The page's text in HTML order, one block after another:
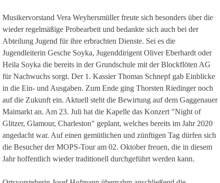
Musikervorstand Vera Weyhersmüller freute sich besonders über die
wieder regelmäßige Probearbeit und bedankte sich auch bei der
Abteilung Jugend für ihre erbrachten Dienste. Sei es die
Jugendleiterin Gesche Soyka, Jugenddirigent Oliver Eberhardt oder
Heila Soyka die bereits in der Grundschule mit der Blockflöten AG
für Nachwuchs sorgt. Der 1. Kassier Thomas Schnepf gab Einblicke
in die Ein- und Ausgaben. Zum Ende ging Thorsten Riedinger noch
auf die Zukunft ein. Aktuell steht die Bewirtung auf dem Gaggenauer
Maimarkt an. Am 23. Juli hat die Kapelle das Konzert "Night of
Glitzer, Glamour, Charleston" geplant, welches bereits im Jahr 2020
angedacht war. Auf einen gemütlichen und zünftigen Tag dürfen sich
die Besucher der MOPS-Tour am 02. Oktober freuen, die in diesem
Jahr hoffentlich wieder traditionell durchgeführt werden kann.